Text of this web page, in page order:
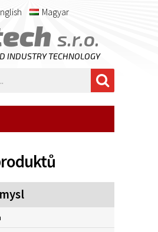
Magyar
s.r.o.
INDUSTRY TECHNOLOGY